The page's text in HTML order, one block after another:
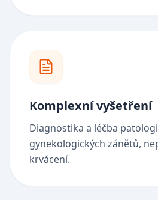
Komplexní vyšetření
Diagnostika a léčba
gynekologických zánětů,
krvácení.